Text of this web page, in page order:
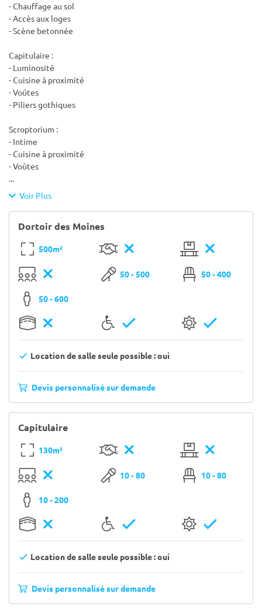
- Chauffage au sol
- Accès aux loges
- Scène betonnée
Capitulaire :
- Luminosité
- Cuisine à proximité
- Voûtes
- Piliers gothiques
Scroptorium :
- Intime
- Cuisine à proximité
- Voûtes
...
Voir Plus
Dortoir des Moines
500m²
50 - 500 50 - 400
50 - 600
Location de salle seule possible : oui
Devis personnalisé sur demande
Capitulaire
130m²
10 - 80 10 - 80
10 - 200
Location de salle seule possible : oui
Devis personnalisé sur demande